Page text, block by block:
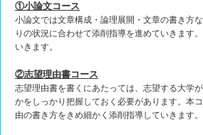
①小論文コース
小論文では文章構成・論理展開・文章の書き方
りの状況に合わせて添削指導を進めていきます
いきます。
②志望理由書コース
志望理由書を書くにあたっては、志望する大学
かをしっかり把握しておく必要があります。本
由の書き方をきめ細かく添削指導していきます。